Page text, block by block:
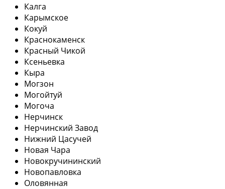
Калга
Карымское
Кокуй
Краснокаменск
Красный Чикой
Ксеньевка
Кыра
Могзон
Могойтуй
Могоча
Нерчинск
Нерчинский Завод
Нижний Цасучей
Новая Чара
Новокручининский
Новопавловка
Оловянная